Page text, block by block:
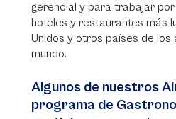
gerencial y para trabajar
hoteles y restaurantes más
Unidos y otros países de los
mundo.
Algunos de nuestros
programa de